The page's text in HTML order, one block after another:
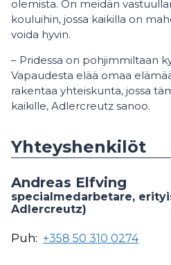
olemista. On meidän
kouluihin, jossa kaikilla on
voida hyvin.
– Pridessa on pohjimmiltaan
Vapaudesta elää omaa
rakentaa yhteiskunta, jossa
kaikille, Adlercreutz sanoo.
Yhteyshenkilöt
Andreas Elfving
specialmedarbetare,
Adlercreutz)
Puh: +358 50 310 0274